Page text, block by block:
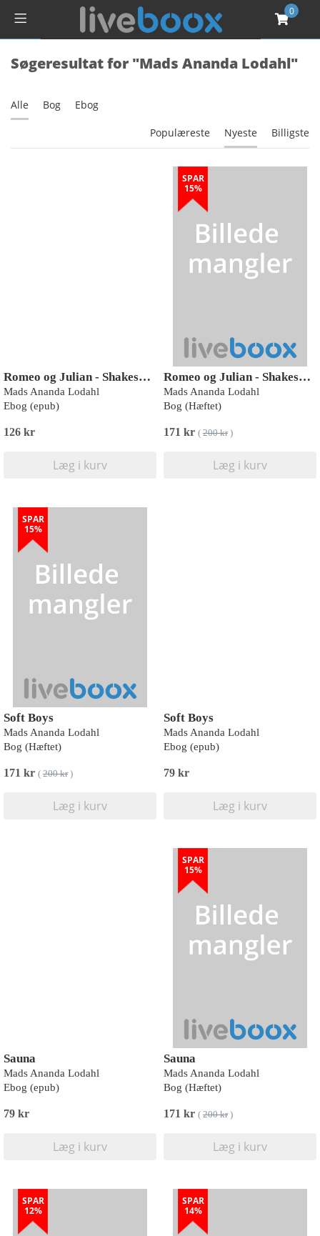
0
Søgeresultat for "Mads Ananda Lodahl"
Alle Bog Ebog
Populæreste Nyeste Billigste
Romeo og Julian - Shakespeare genfortalt
Mads Ananda Lodahl
Ebog (epub)
126 kr
Læg i kurv
SPAR
15%
Romeo og Julian - Shakespeare genfortalt
Mads Ananda Lodahl
Bog (Hæftet)
171 kr ( 200 kr)
Læg i kurv
SPAR
15%
Soft Boys
Mads Ananda Lodahl
Bog (Hæftet)
171 kr ( 200 kr)
Læg i kurv
Soft Boys
Mads Ananda Lodahl
Ebog (epub)
79 kr
Læg i kurv
Sauna
Mads Ananda Lodahl
Ebog (epub)
79 kr
Læg i kurv
SPAR
15%
Sauna
Mads Ananda Lodahl
Bog (Hæftet)
171 kr ( 200 kr)
Læg i kurv
SPAR
12%
SPAR
14%